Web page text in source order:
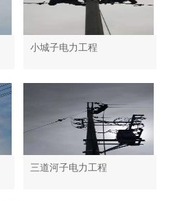
小城子电力工程
三道河子电力工程